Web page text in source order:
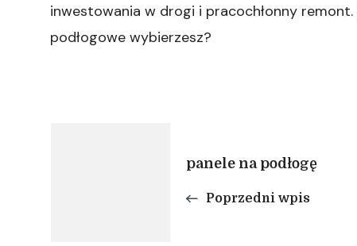
inwestowania w drogi i pracochłonny remont.
podłogowe wybierzesz?
Nawigacjapanele na podłogę
Poprzedni wpis